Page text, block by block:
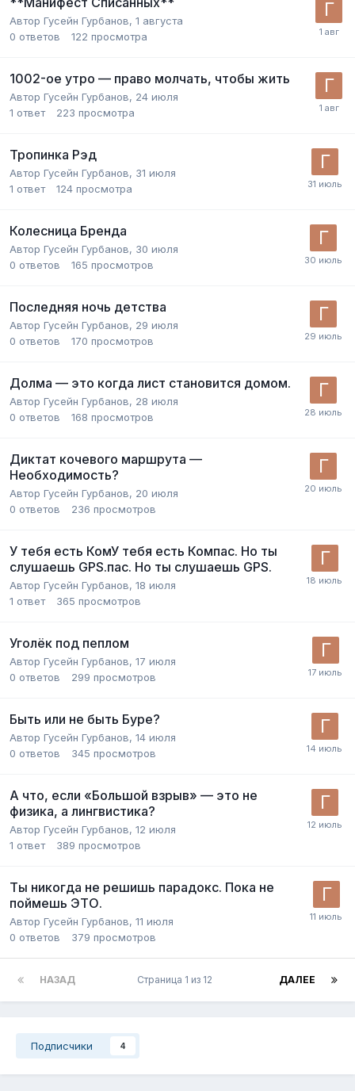
Автор Гусейн Гурбанов, 1 августа
0 ответов 122 просмотра
1002-ое утро — право молчать, чтобы жить
Автор Гусейн Гурбанов, 24 июля
1 ответ 223 просмотра
Тропинка Рэд
Автор Гусейн Гурбанов, 31 июля
1 ответ 124 просмотра
Колесница Бренда
Автор Гусейн Гурбанов, 30 июля
0 ответов 165 просмотров
Последняя ночь детства
Автор Гусейн Гурбанов, 29 июля
0 ответов 170 просмотров
Долма — это когда лист становится домом.
Автор Гусейн Гурбанов, 28 июля
0 ответов 168 просмотров
Диктат кочевого маршрута —
Необходимость?
Автор Гусейн Гурбанов, 20 июля
0 ответов 236 просмотров
У тебя есть КомУ тебя есть Компас. Но ты
слушаешь GPS.пас. Но ты слушаешь GPS.
Автор Гусейн Гурбанов, 18 июля
1 ответ 365 просмотров
Уголёк под пеплом
Автор Гусейн Гурбанов, 17 июля
0 ответов 299 просмотров
Быть или не быть Буре?
Автор Гусейн Гурбанов, 14 июля
0 ответов 345 просмотров
А что, если «Большой взрыв» — это не
физика, а лингвистика?
Автор Гусейн Гурбанов, 12 июля
1 ответ 389 просмотров
Ты никогда не решишь парадокс. Пока не
поймешь ЭТО.
Автор Гусейн Гурбанов, 11 июля
0 ответов 379 просмотров
НАЗАД ДАЛЕЕ
Страница 1 из 12
Подписчики 4